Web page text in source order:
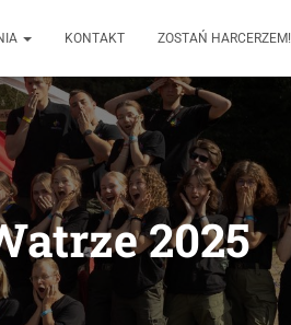
KONTAKT ZOSTAŃ HARCERZEM!
2025